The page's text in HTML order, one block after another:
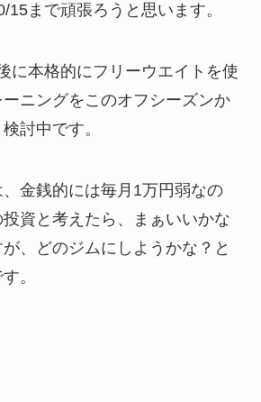
15まで頑張ろうと思います。
に本格的にフリーウエイトを使
ニングをこのオフシーズンか
討中です。
金銭的には毎月1万円弱なの
資と考えたら、まぁいいかな
、どのジムにしようかな？と
。